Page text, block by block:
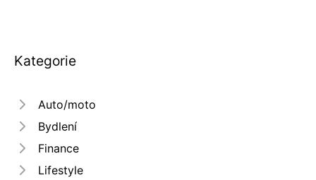
Kategorie
Auto/moto
Bydlení
Finance
Lifestyle